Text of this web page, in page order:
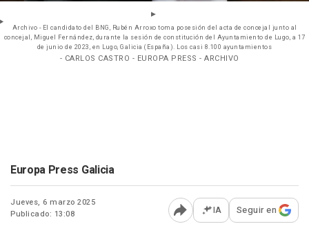
Archivo - El candidato del BNG, Rubén Arroxo toma posesión del acta de concejal junto al
concejal, Miguel Fernández, durante la sesión de constitución del Ayuntamiento de Lugo, a 17
de junio de 2023, en Lugo, Galicia (España). Los casi 8.100 ayuntamientos
- CARLOS CASTRO - EUROPA PRESS - ARCHIVO
Europa Press Galicia
Jueves, 6 marzo 2025
Publicado: 13:08
Abrir opciones para
IA Seguir en